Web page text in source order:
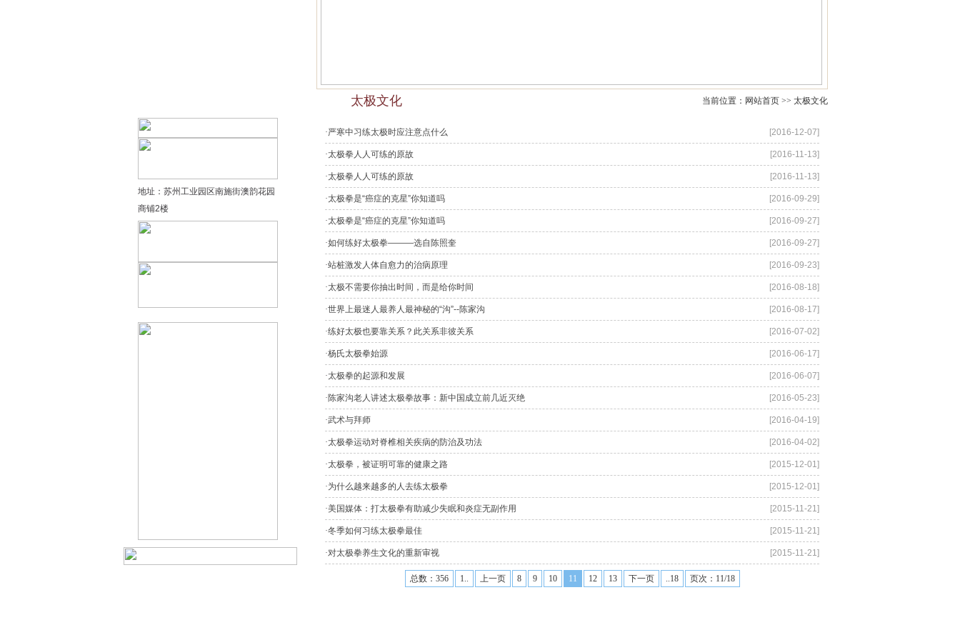
地址：苏州工业园区南施街澳韵花园
商铺2楼
当前位置：网站首页 >> 太极文化
太极文化
[2016-12-07]
·严寒中习练太极时应注意点什么
[2016-11-13]
·太极拳人人可练的原故
[2016-11-13]
·太极拳人人可练的原故
[2016-09-29]
·太极拳是“癌症的克星”你知道吗
[2016-09-27]
·太极拳是“癌症的克星”你知道吗
[2016-09-27]
·如何练好太极拳———选自陈照奎
[2016-09-23]
·站桩激发人体自愈力的治病原理
[2016-08-18]
·太极不需要你抽出时间，而是给你时间
[2016-08-17]
·世界上最迷人最养人最神秘的“沟”--陈家沟
[2016-07-02]
·练好太极也要靠关系？此关系非彼关系
[2016-06-17]
·杨氏太极拳始源
[2016-06-07]
·太极拳的起源和发展
[2016-05-23]
·陈家沟老人讲述太极拳故事：新中国成立前几近灭绝
[2016-04-19]
·武术与拜师
[2016-04-02]
·太极拳运动对脊椎相关疾病的防治及功法
[2015-12-01]
·太极拳，被证明可靠的健康之路
[2015-12-01]
·为什么越来越多的人去练太极拳
[2015-11-21]
·美国媒体：打太极拳有助减少失眠和炎症无副作用
[2015-11-21]
·冬季如何习练太极拳最佳
[2015-11-21]
·对太极拳养生文化的重新审视
总数：356 1.. 上一页 8 9 10 11 12 13 下一页 ..18 页次：11/18